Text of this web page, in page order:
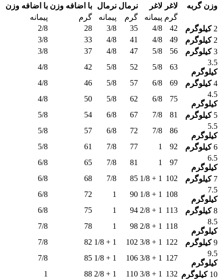
وزن گربه لاغر لاغر نرمال نرمال با اضافه وزن با اضافه وزن
گرم پیمانه گرم پیمانه گرم
پیمانه
2 کیلوگرم 42
4/8
35
3/8
28
2/8
2 کیلوگرم 49
4/8
41
4/8
33
3/8
3 کیلوگرم 56
5/8
47
4/8
37
3/8
3.5
کیلوگرم
63
5/8
52
5/8
42
4/8
4 کیلوگرم 69
6/8
57
5/8
46
4/8
4.5
کیلوگرم
75
6/8
62
5/8
50
4/8
5 کیلوگرم 81
7/8
67
6/8
54
5/8
5.5
کیلوگرم
86
7/8
72
6/8
57
5/8
6 کیلوگرم 92
1
77
7/8
61
5/8
6.5
کیلوگرم
97
1
81
7/8
65
6/8
7 کیلوگرم 102
1 + 1/8
85
7/8
68
6/8
7.5
کیلوگرم
108
1 + 1/8
90
1
72
6/8
8 کیلوگرم 113
1 + 2/8
94
1
75
6/8
8.5
کیلوگرم
118
1 + 2/8
98
1
78
7/8
9 کیلوگرم 122
1 + 3/8
102
1 + 1/8
82
7/8
9.5
کیلوگرم
127
1 + 3/8
106
1 + 1/8
85
7/8
10 کیلوگرم 132
1 + 3/8
110
1 + 2/8
88
1